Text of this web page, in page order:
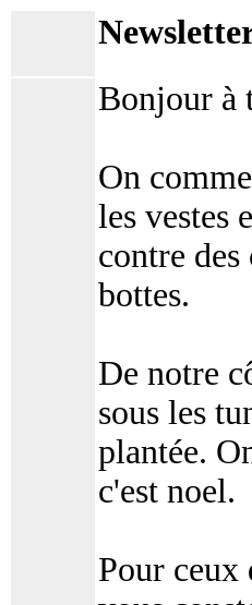
Bonjour à
On
les vestes
contre des
bottes.
De notre
sous les
plantée.
c'est noel.
Pour ceux